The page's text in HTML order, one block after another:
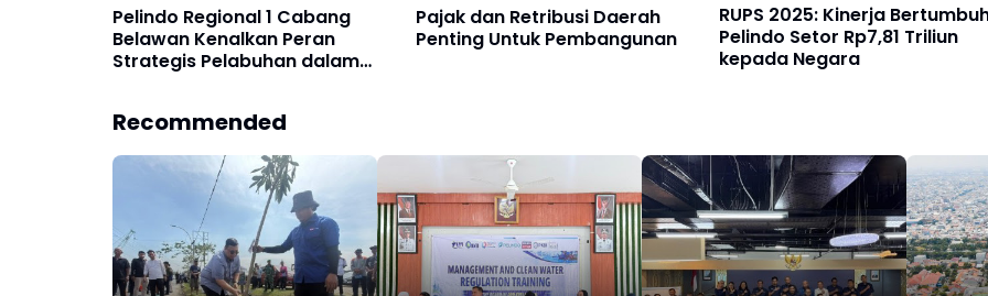
Pelindo Regional 1 Cabang
Belawan Kenalkan Peran
Strategis Pelabuhan dalam
Pajak dan Retribusi Daerah
Penting Untuk Pembangunan
RUPS 2025: Kinerja
Pelindo Setor Rp7,81 Triliun
kepada Negara
Recommended